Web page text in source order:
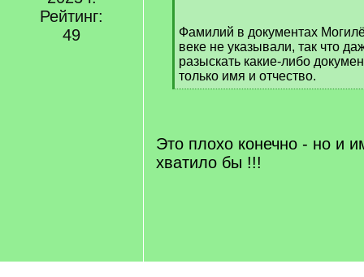
Рейтинг:
49
]
Фамилий в документах
веке не указывали, так что
разыскать какие-либо
только имя и отчество.
[
Это плохо конечно - но и
хватило бы !!!